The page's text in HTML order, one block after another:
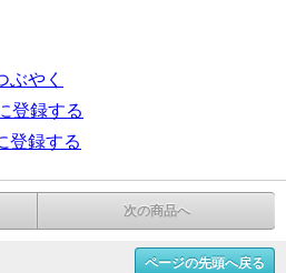
ぶやく
登録する
登録する
次の商品へ
ページの先頭へ戻る